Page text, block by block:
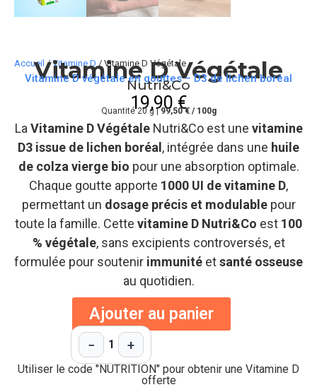
Accueil /Vitamine D/ Vitamine D Végétale
Vitamine D Végétale
Vitamine D végétale en gouttes – D3 de lichen boréal
Nutri&Co
19,90€
Quantité 20 g |99,50 € / 100g
LaVitamine D VégétaleNutri&Co est une vitamine
D3 issue de lichen boréal , intégrée dans une huile
de colza vierge bio pour une absorption optimale.
Chaque goutte apporte 1000 UI de vitamine D,
permettant un dosage précis et modulablepour
toute la famille. Cette vitamine D Nutri&Co est 100
% végétale, sans excipients controversés, et
formulée pour soutenir immunité etsanté osseuse
au quotidien.
Ajouter au panier
− 1 +
Utiliser le code "NUTRITION" pour obtenir une Vitamine D
offerte